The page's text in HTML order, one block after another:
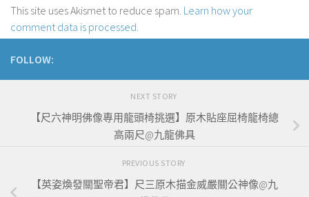
This site uses Akismet to reduce spam. Learn how your
comment data is processed
FOLLOW:
NEXT STORY
【尺六神明佛像專用龍頭椅挑選】原木貼座屈椅龍椅總
高兩尺@九龍佛具
PREVIOUS STORY
【英姿煥發關聖帝君】尺三原木描金威嚴關公神像@九